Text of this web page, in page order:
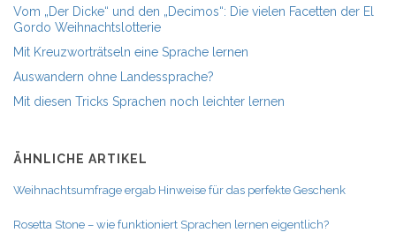
Vom „Der Dicke“ und den „Decimos“: Die vielen Facetten der El
Gordo Weihnachtslotterie
Mit Kreuzworträtseln eine Sprache lernen
Auswandern ohne Landessprache?
Mit diesen Tricks Sprachen noch leichter lernen
ÄHNLICHE ARTIKEL
Weihnachtsumfrage ergab Hinweise für das perfekte Geschenk
Rosetta Stone – wie funktioniert Sprachen lernen eigentlich?